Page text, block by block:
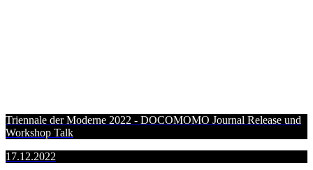
Triennale der Moderne 2022 - DOCOMOMO Journal Release und
Workshop Talk
17.12.2022